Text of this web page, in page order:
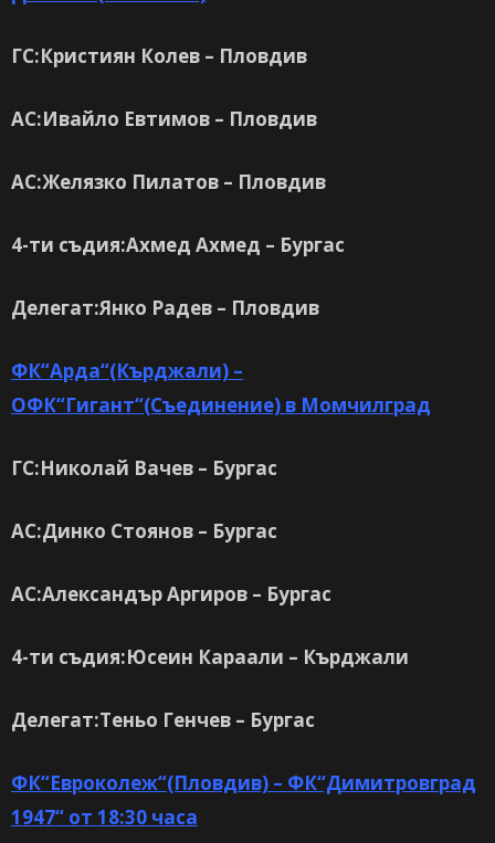
ГС:Кристиян Колев – Пловдив
АС:Ивайло Евтимов – Пловдив
АС:Желязко Пилатов – Пловдив
4-ти съдия:Ахмед Ахмед – Бургас
Делегат:Янко Радев – Пловдив
ФК“Арда“(Кърджали) –
ОФК“Гигант“(Съединение) в Момчилград
ГС:Николай Вачев – Бургас
АС:Динко Стоянов – Бургас
АС:Александър Аргиров – Бургас
4-ти съдия:Юсеин Караали – Кърджали
Делегат:Теньо Генчев – Бургас
ФК“Евроколеж“(Пловдив) – ФК“Димитровград
1947“ от 18:30 часа